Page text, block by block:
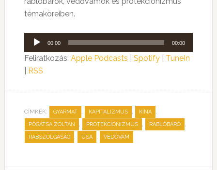
témaköreiben.
Audió
lejátszó
00:00 00:00
Feliratkozás: Apple Podcasts Spotify| TuneIn
RSS
CÍMKÉK: GYARMAT , KAPITALIZMUS , KÍNA ,
POGÁTSA ZOLTÁN , PROTEKCIONIZMUS , RABLÓBÁRÓ ,
RABSZOLGASÁG , USA , VÉDŐVÁM